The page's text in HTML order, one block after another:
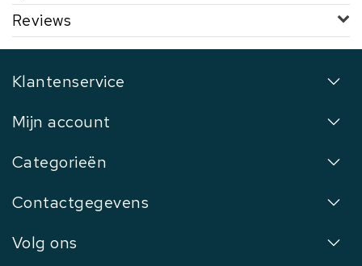
Reviews
Klantenservice
Mijn account
Categorieën
Contactgegevens
Volg ons